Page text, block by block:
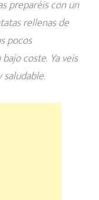
preparéis con un
rellenas de
pocos
coste. Ya veis